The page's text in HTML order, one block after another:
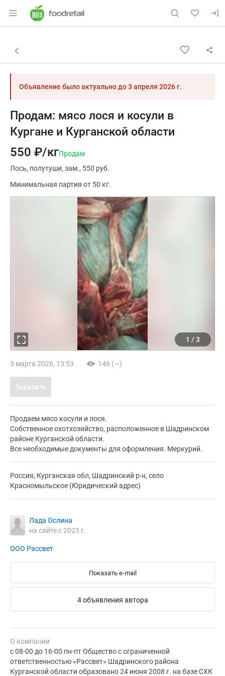
Раздел навигации по сайту
Объявление: Продам: мясо
Навигация и управление объявлением
Назад к списку объявлений
Объявление было актуально до3 апреля 2026 г.
Продам: мясо лося и косули в
Кургане и Курганской области
550 ₽/кгПродам
Лось полутуши зам. 550 руб.
Минимальная партия от 50 кг.
1 / 3
3 марта 2026, 13:53 146 (—)
Заказать
Продаем мясо косули и лося.
Собственное охотхозяйство, расположенное в Шадринском
районе Курганской области.
Все необходимые документы для оформления. Меркурий.
Россия, Курганская обл, Шадринский р-н, село
Красномыльское (Юридический адрес)
Лада Ослина
на сайте с 2023 г.
ООО Рассвет
Показать e-mail
4 объявления автора
О компании
с 08-00 до 16-00 пн-пт Общество с ограниченной
ответственностью «Рассвет» Шадринского района
Курганской области образовано 24 июня 2008 г. на базе СХК